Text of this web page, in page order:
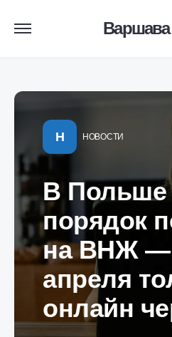
Варшава
Н НОВОСТИ
В
порядок
на ВНЖ —
апреля
онлайн